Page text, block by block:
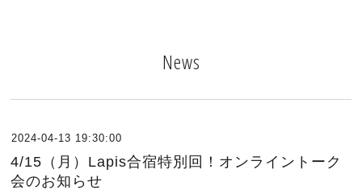
News
2024-04-13 19:30:00
4/15（月）Lapis合宿特別回！オンライントーク
会のお知らせ